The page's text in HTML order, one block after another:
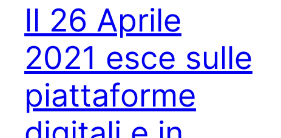
Il 26 Aprile
2021 esce sulle
piattaforme